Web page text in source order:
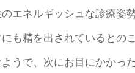
エネルギッシュな診療姿
も精を出されているとの
うで、次にお目にかかっ